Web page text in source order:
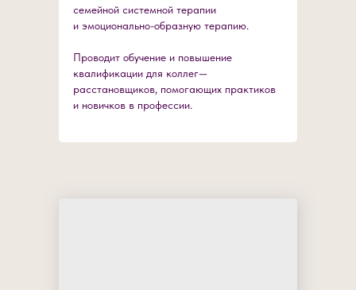
семейной системной терапии
и эмоционально-образную терапию.
Проводит обучение и повышение
квалификации для коллег—
расстановщиков, помогающих практиков
и новичков в профессии.